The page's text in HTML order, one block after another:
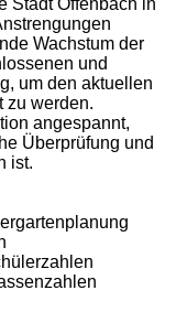
Wachstum der
und
um den aktuellen
zu werden.
angespannt,
Überprüfung und
ist.